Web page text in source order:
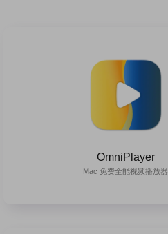
OmniPlayer
Mac 免费全能视频播放器